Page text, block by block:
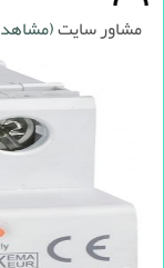
مشاور سایت